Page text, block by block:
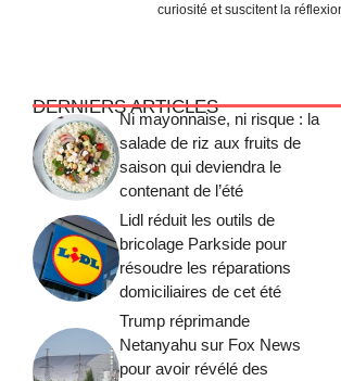
curiosité et suscitent la
DERNIERS ARTICLES
Ni mayonnaise, ni risque : la
salade de riz aux fruits de
saison qui deviendra le
contenant de l’été
Lidl réduit les outils de
bricolage Parkside pour
résoudre les réparations
domiciliaires de cet été
Trump réprimande
Netanyahu sur Fox News
pour avoir révélé des